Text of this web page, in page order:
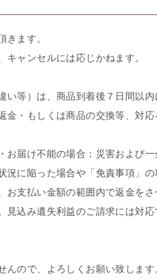
きます。
ャンセルには応じかねます。
い等）は、商品到着後７日間以内
・もしくは商品の交換等、対応
お届け不能の場合：災害および
況に陥った場合や「免責事項」
お支払い金額の範囲内で返金を
見込み遺失利益のご請求には対
ので、よろしくお願い致します